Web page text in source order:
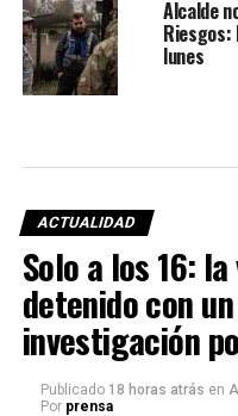
Alcalde
lunes
ACTUALIDAD
Solo a los 16:
detenido con
investigación
Publicado 18 horas atrás en
Por prensa